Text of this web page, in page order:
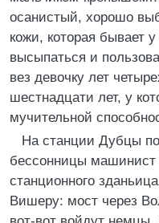
осанистый, хорошо
кожи, которая бывает
высыпаться и
вез девочку лет
шестнадцати лет, у
мучительной
На станции Дубцы
бессонницы машинист
станционного
Вишеру: мост через